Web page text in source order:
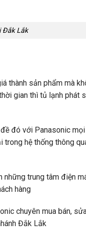
Đắk Lắk
thành sản phẩm mà
gian thì tủ lạnh phát
đó với Panasonic
hệ thống thông
những trung tâm điện
hàng
chuyên mua bán,
Đắk Lắk